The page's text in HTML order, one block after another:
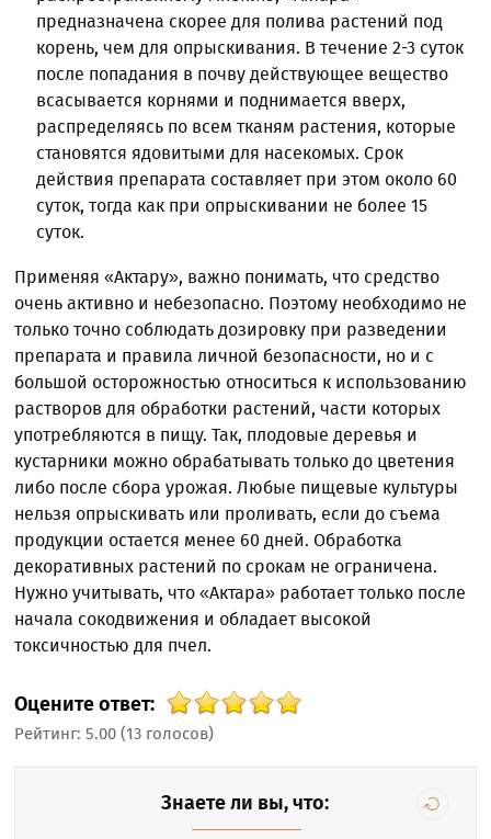
предназначена скорее для полива растений под
корень, чем для опрыскивания. В течение 2-3 суток
после попадания в почву действующее вещество
всасывается корнями и поднимается вверх,
распределяясь по всем тканям растения, которые
становятся ядовитыми для насекомых. Срок
действия препарата составляет при этом около 60
суток, тогда как при опрыскивании не более 15
суток.
Применяя «Актару», важно понимать, что средство
очень активно и небезопасно. Поэтому необходимо не
только точно соблюдать дозировку при разведении
препарата и правила личной безопасности, но и с
большой осторожностью относиться к использованию
растворов для обработки растений, части которых
употребляются в пищу. Так, плодовые деревья и
кустарники можно обрабатывать только до цветения
либо после сбора урожая. Любые пищевые культуры
нельзя опрыскивать или проливать, если до съема
продукции остается менее 60 дней. Обработка
декоративных растений по срокам не ограничена.
Нужно учитывать, что «Актара» работает только после
начала сокодвижения и обладает высокой
токсичностью для пчел.
Оцените ответ:
Рейтинг:5.00 (13 голосов)
Знаете ли вы, что: